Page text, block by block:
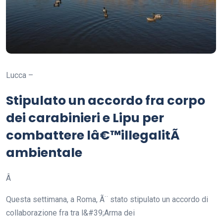
Lucca –
Stipulato un accordo fra corpo
dei carabinieri e Lipu per
combattere lâ€™illegalitÃ
ambientale
Â
Questa settimana, a Roma, Ã¨ stato stipulato un accordo di
collaborazione fra tra l&#39;Arma dei